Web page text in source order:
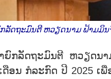
ລັດຖະມົນຕີ ຫວຽດນາມ ຟ້າມມິນ
ກລັດຖະມົນຕີ ຫວຽດນາ
ອນ ກໍລະກົດ ປີ 2025 ເ